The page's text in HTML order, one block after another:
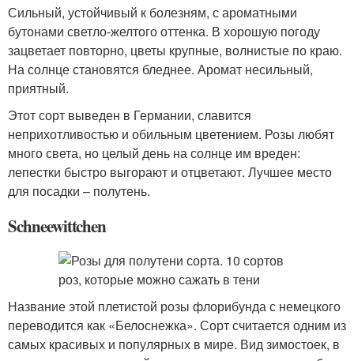
Сильный, устойчивый к болезням, с ароматными
бутонами светло-желтого оттенка. В хорошую погоду
зацветает повторно, цветы крупные, волнистые по краю.
На солнце становятся бледнее. Аромат несильный,
приятный.
Этот сорт выведен в Германии, славится
неприхотливостью и обильным цветением. Розы любят
много света, но целый день на солнце им вреден:
лепестки быстро выгорают и отцветают. Лучшее место
для посадки – полутень.
Schneewittchen
Название этой плетистой розы флорибунда с немецкого
переводится как «Белоснежка». Сорт считается одним из
самых красивых и популярных в мире. Вид зимостоек, в